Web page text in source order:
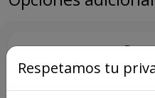
• Perforaciones: redondas, Ø 40
• En este estante también es
estantes y colgar aquí varios
CAPACIDAD DE
Estiramientos de
+ €
Respetamos tu